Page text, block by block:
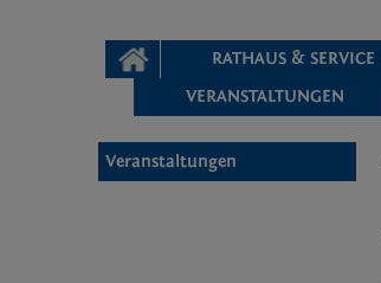
STARTSEITE RATHAUS & SERVICE
VERANSTALTUNGEN
Veranstaltungen